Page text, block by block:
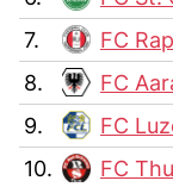
7.
FC
8.
FC
9.
FC
10.
FC